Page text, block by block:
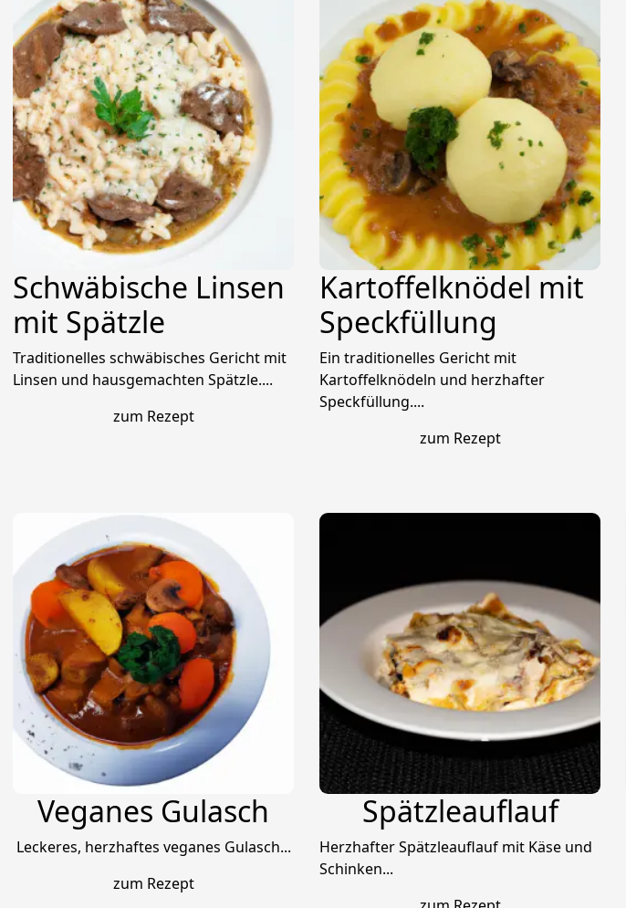
Schwäbische Linsen
mit Spätzle
Traditionelles schwäbisches Gericht mit
Linsen und hausgemachten Spätzle....
zum Rezept
Kartoffelknödel mit
Speckfüllung
Ein traditionelles Gericht mit
Kartoffelknödeln und herzhafter
Speckfüllung....
zum Rezept
Veganes Gulasch
Leckeres, herzhaftes veganes Gulasch...
zum Rezept
Spätzleauflauf
Herzhafter Spätzleauflauf mit Käse und
Schinken...